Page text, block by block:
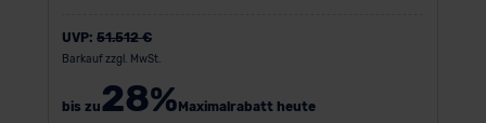
UVP: 51.512 €
Barkauf zzgl. MwSt.
bis zu28% Maximalrabatt heute